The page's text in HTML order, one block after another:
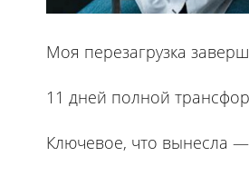
Моя перезагрузка
11 дней полной
Ключевое, что вынесла